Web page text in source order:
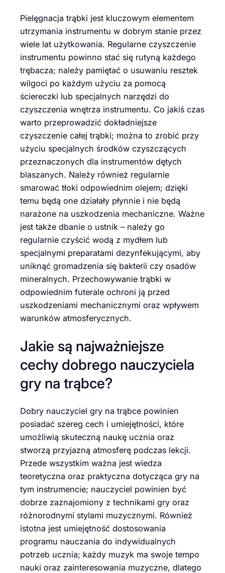
Pielęgnacja trąbki jest kluczowym elementem
utrzymania instrumentu w dobrym stanie przez
wiele lat użytkowania. Regularne czyszczenie
instrumentu powinno stać się rutyną każdego
trębacza; należy pamiętać o usuwaniu resztek
wilgoci po każdym użyciu za pomocą
ściereczki lub specjalnych narzędzi do
czyszczenia wnętrza instrumentu. Co jakiś czas
warto przeprowadzić dokładniejsze
czyszczenie całej trąbki; można to zrobić przy
użyciu specjalnych środków czyszczących
przeznaczonych dla instrumentów dętych
blaszanych. Należy również regularnie
smarować tłoki odpowiednim olejem; dzięki
temu będą one działały płynnie i nie będą
narażone na uszkodzenia mechaniczne. Ważne
jest także dbanie o ustnik – należy go
regularnie czyścić wodą z mydłem lub
specjalnymi preparatami dezynfekującymi, aby
uniknąć gromadzenia się bakterii czy osadów
mineralnych. Przechowywanie trąbki w
odpowiednim futerale ochroni ją przed
uszkodzeniami mechanicznymi oraz wpływem
warunków atmosferycznych.
Jakie są najważniejsze
cechy dobrego nauczyciela
gry na trąbce?
Dobry nauczyciel gry na trąbce powinien
posiadać szereg cech i umiejętności, które
umożliwią skuteczną naukę ucznia oraz
stworzą przyjazną atmosferę podczas lekcji.
Przede wszystkim ważna jest wiedza
teoretyczna oraz praktyczna dotycząca gry na
tym instrumencie; nauczyciel powinien być
dobrze zaznajomiony z technikami gry oraz
różnorodnymi stylami muzycznymi. Również
istotna jest umiejętność dostosowania
programu nauczania do indywidualnych
potrzeb ucznia; każdy muzyk ma swoje tempo
nauki oraz zainteresowania muzyczne, dlatego